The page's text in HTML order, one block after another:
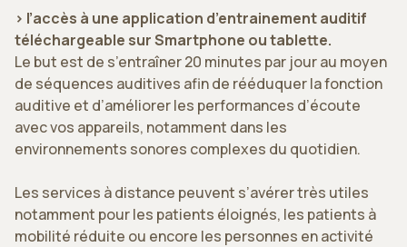
> l’accès à une application d’entrainement auditif
téléchargeable sur Smartphone ou tablette.
Le but est de s’entraîner 20 minutes par jour au moyen
de séquences auditives afin de rééduquer la fonction
auditive et d’améliorer les performances d’écoute
avec vos appareils, notamment dans les
environnements sonores complexes du quotidien.
Les services à distance peuvent s’avérer très utiles
notamment pour les patients éloignés, les patients à
mobilité réduite ou encore les personnes en activité